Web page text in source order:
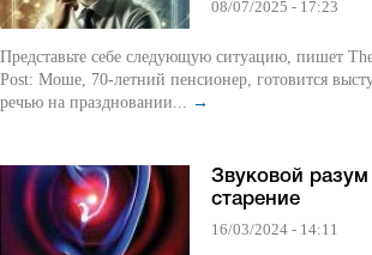
08/07/2025 - 17:23
Представьте себе следующую ситуацию, пишет
Post: Моше, 70-летний пенсионер, готовится
речью на праздновании... →
Звуковой разум
старение
16/03/2024 - 14:11